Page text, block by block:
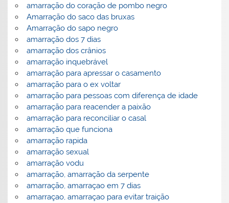
amarração do coração de pombo negro
Amarração do saco das bruxas
Amarração do sapo negro
amarração dos 7 dias
amarração dos crânios
amarração inquebrável
amarração para apressar o casamento
amarração para o ex voltar
amarração para pessoas com diferença de idade
amarração para reacender a paixão
amarração para reconciliar o casal
amarração que funciona
amarração rapida
amarração sexual
amarração vodu
amarração, amarração da serpente
amarração, amarraçao em 7 dias
amarraçao, amarraçao para evitar traição